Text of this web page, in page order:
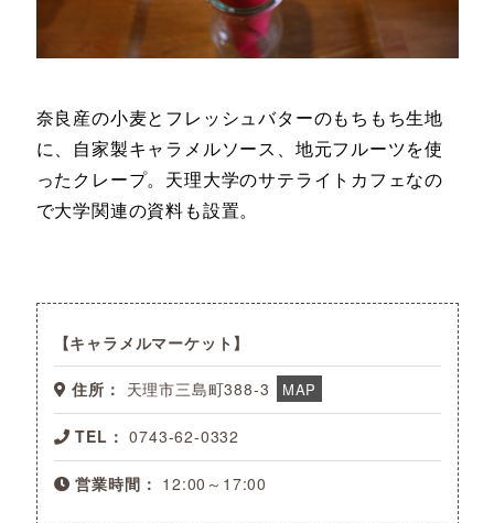
奈良産の小麦とフレッシュバターのもちもち生地
に、自家製キャラメルソース、地元フルーツを使
ったクレープ。天理大学のサテライトカフェなの
で大学関連の資料も設置。
キャラメルマーケット
住所： 天理市三島町388-3 MAP
TEL： 0743-62-0332
営業時間： 12:00～17:00